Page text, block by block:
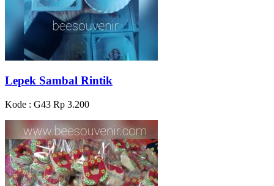
Lepek Sambal Rintik
Kode : G43 Rp 3.200